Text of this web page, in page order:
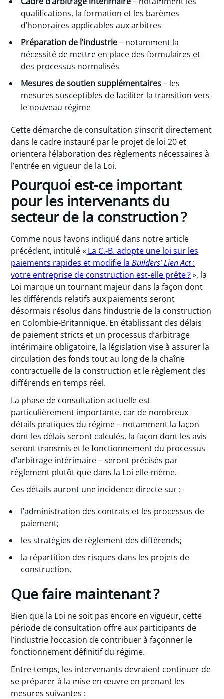
qualifications, la formation et les barèmes
d’honoraires applicables aux arbitres
Préparation de l’industrie– notamment la
nécessité de mettre en place des formulaires et
des processus normalisés
Mesures de soutien supplémentaires– les
mesures susceptibles de faciliter la transition vers
le nouveau régime
Cette démarche de consultation s’inscrit directement
dans le cadre instauré par le projet de loi 20 et
orientera l’élaboration des règlements nécessaires à
l’entrée en vigueur de la Loi.
Pourquoi est-ce important
pour les intervenants du
secteur de la construction ?
Comme nous l’avons indiqué dans notre article
précédent, intitulé «La C.-B. adopte une loi sur les
paiements rapides et modifie laBuilders’ Lien Act:
votre entreprise de construction est-elle prête ?», la
Loi marque un tournant majeur dans la façon dont
les différends relatifs aux paiements seront
désormais résolus dans l’industrie de la construction
en Colombie-Britannique. En établissant des délais
de paiement stricts et un processus d’arbitrage
intérimaire obligatoire, la législation vise à assurer la
circulation des fonds tout au long de la chaîne
contractuelle de la construction et le règlement des
différends en temps réel.
La phase de consultation actuelle est
particulièrement importante, car de nombreux
détails pratiques du régime – notamment la façon
dont les délais seront calculés, la façon dont les avis
seront transmis et le fonctionnement du processus
d’arbitrage intérimaire – seront précisés par
règlement plutôt que dans la Loi elle-même.
Ces détails auront une incidence directe sur :
l’administration des contrats et les processus de
paiement;
les stratégies de règlement des différends;
la répartition des risques dans les projets de
construction.
Que faire maintenant ?
Bien que la Loi ne soit pas encore en vigueur, cette
période de consultation offre aux participants de
l’industrie l’occasion de contribuer à façonner le
fonctionnement définitif du régime.
Entre-temps, les intervenants devraient continuer de
se préparer à la mise en œuvre en prenant les
mesures suivantes :